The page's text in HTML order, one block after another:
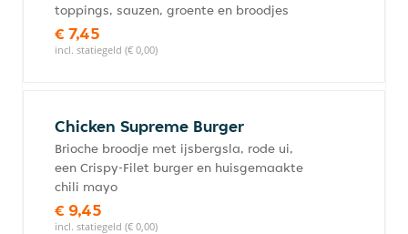
toppings, sauzen, groente en broodjes
€ 7,45
incl. statiegeld (€ 0,00)
Chicken Supreme Burger
Brioche broodje met ijsbergsla, rode ui,
een Crispy-Filet burger en huisgemaakte
chili mayo
€ 9,45
incl. statiegeld (€ 0,00)